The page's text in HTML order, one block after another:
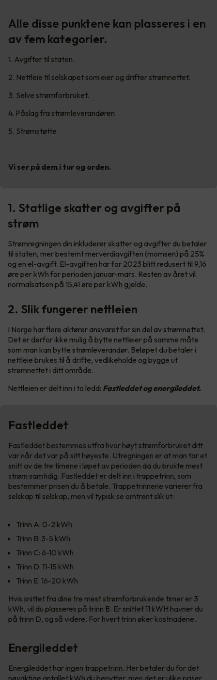
Alle disse punktene kan plasseres i en
av fem kategorier.
1. Avgifter til staten.
2. Nettleie til selskapet som eier og drifter strømnettet.
3. Selve strømforbruket.
4. Påslag fra strømleverandøren.
5. Strømstøtte
Vi ser på dem i tur og orden.
1. Statlige skatter og avgifter på
strøm
Strømregningen din inkluderer skatter og avgifter du betaler
til staten, mer bestemt merverdiavgiften (momsen) på 25%
og en el-avgift. El-avgiften har for 2023 blitt redusert til 9,16
øre per kWh for perioden januar-mars. Resten av året vil
normalsatsen på 15,41 øre per kWh gjelde.
2. Slik fungerer nettleien
I Norge har flere aktører ansvaret for sin del av strømnettet.
Det er derfor ikke mulig å bytte nettleier på samme måte
som man kan bytte strømleverandør. Beløpet du betaler i
nettleie brukes til å drifte, vedlikeholde og bygge ut
strømnettet i ditt område.
Nettleien er delt inn i to ledd: Fastleddet og energileddet.
Fastleddet
Fastleddet bestemmes utfra hvor høyt strømforbruket ditt
var når det var på sitt høyeste. Utregningen er at man tar et
snitt av de tre timene i løpet av perioden da du brukte mest
strøm samtidig. Fastleddet er delt inn i trappetrinn, som
bestemmer prisen du å betale. Trappetrinnene varierer fra
selskap til selskap, men vil typisk se omtrent slik ut:
Trinn A: 0-2 kWh
Trinn B: 3-5 kWh
Trinn C: 6-10 kWh
Trinn D: 11-15 kWh
Trinn E: 16-20 kWh
Hvis snittet fra dine tre mest strømforbrukende timer er 3
kWh, vil du plasseres på trinn B. Er snittet 11 kWH havner du
på trinn D, og så videre. For hvert trinn øker kostnadene.
Energileddet
Energileddet har ingen trappetrinn. Her betaler du for det
nøyaktige antallet kWh du benytter, men det er ulike priser